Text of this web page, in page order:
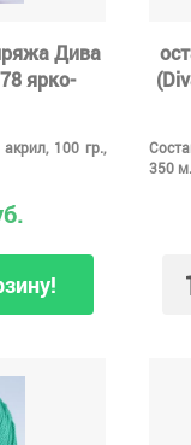
Дива
ярко-
100 гр.,
350 м.